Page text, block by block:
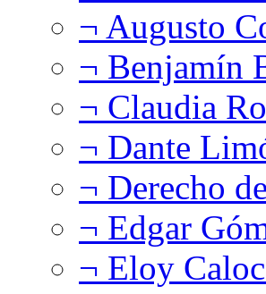
¬ Augusto
¬ Benjamín
¬ Claudia
¬ Dante
¬ Derecho
¬ Edgar
¬ Eloy